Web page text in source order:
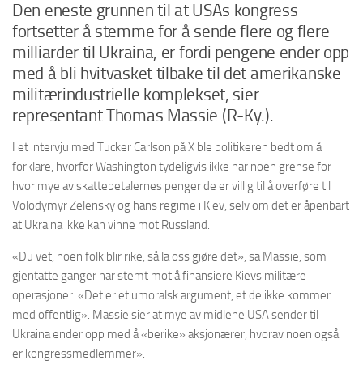
Den eneste grunnen til at USAs kongress
fortsetter å stemme for å sende flere og flere
milliarder til Ukraina, er fordi pengene ender opp
med å bli hvitvasket tilbake til det amerikanske
militærindustrielle komplekset, sier
representant Thomas Massie (R-Ky.).
I et intervju med Tucker Carlson på X ble politikeren bedt om å
forklare, hvorfor Washington tydeligvis ikke har noen grense for
hvor mye av skattebetalernes penger de er villig til å overføre til
Volodymyr Zelensky og hans regime i Kiev, selv om det er åpenbart
at Ukraina ikke kan vinne mot Russland.
«Du vet, noen folk blir rike, så la oss gjøre det», sa Massie, som
gjentatte ganger har stemt mot å finansiere Kievs militære
operasjoner. «Det er et umoralsk argument, et de ikke kommer
med offentlig». Massie sier at mye av midlene USA sender til
Ukraina ender opp med å «berike» aksjonærer, hvorav noen også
er kongressmedlemmer».